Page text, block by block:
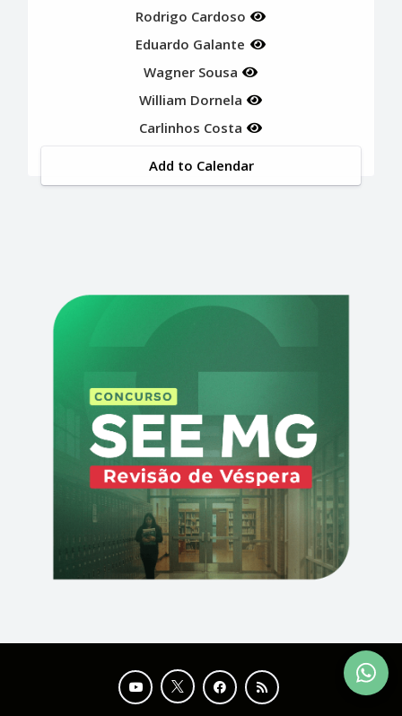
Rodrigo Cardoso
Eduardo Galante
Wagner Sousa
William Dornela
Carlinhos Costa
Add to Calendar